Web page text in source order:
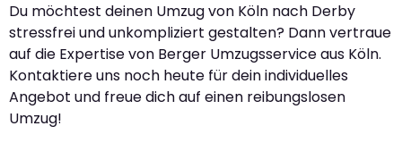
Du möchtest deinen Umzug von Köln nach Derby
stressfrei und unkompliziert gestalten? Dann vertraue
auf die Expertise von Berger Umzugsservice aus Köln.
Kontaktiere uns noch heute für dein individuelles
Angebot und freue dich auf einen reibungslosen
Umzug!